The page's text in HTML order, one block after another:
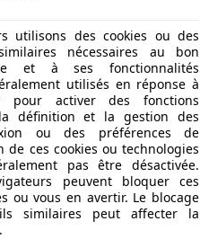
utilisons des cookies ou des
nécessaires au bon
et à ses fonctionnalités
utilisés en réponse à
pour activer des fonctions
définition et la gestion des
ou des préférences de
ces cookies ou technologies
pas être désactivée.
peuvent bloquer ces
ou vous en avertir. Le blocage
similaires peut affecter la